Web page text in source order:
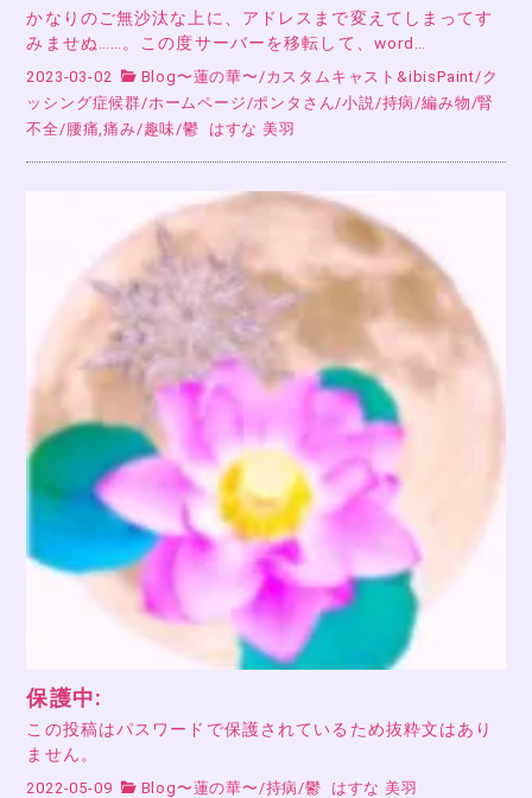
かなりのご無沙汰な上に、アドレスまで変えてしまってす
みませぬ……。この度サーバーを移転して、word…
2023-03-02 Blog〜蓮の華〜 /カスタムキャスト&ibisPaint/ク
ッシング症候群/ホームページ /ポンタさん/小説 /持病 /編み物 /腎
不全/腰痛,痛み/趣味/鬱 はすな 美羽
保護中:
この投稿はパスワードで保護されているため抜粋文はあり
ません。
2022-05-09 Blog〜蓮の華〜 /持病 /鬱 はすな 美羽